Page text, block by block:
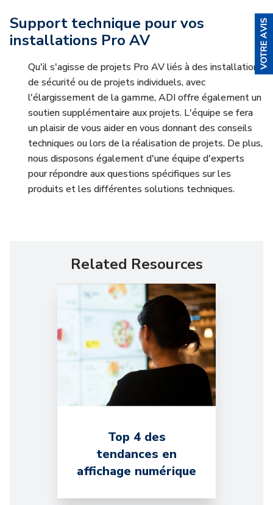
Support technique pour vos
installations Pro AV
Qu'il s'agisse de projets Pro AV liés à des installations
de sécurité ou de projets individuels, avec
l'élargissement de la gamme, ADI offre également un
soutien supplémentaire aux projets. L'équipe se fera
un plaisir de vous aider en vous donnant des conseils
techniques ou lors de la réalisation de projets. De plus,
nous disposons également d'une équipe d'experts
pour répondre aux questions spécifiques sur les
produits et les différentes solutions techniques.
Related Resources
Top 4 des
tendances en
affichage numérique